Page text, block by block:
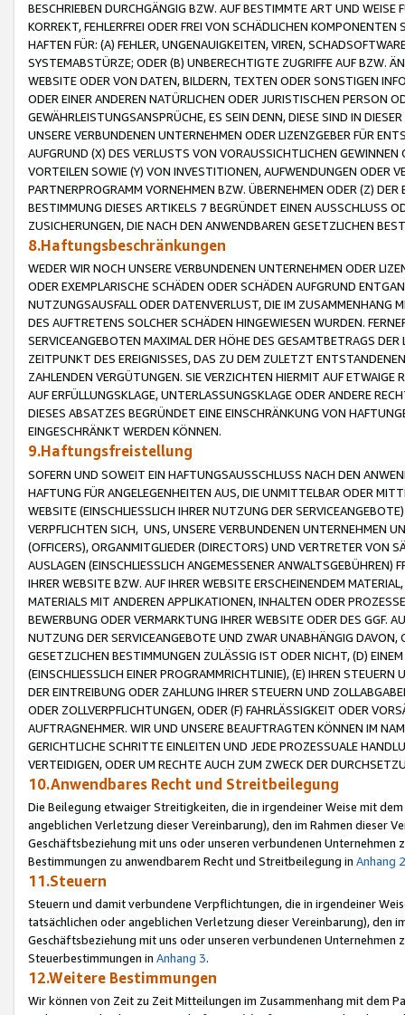
BESCHRIEBEN DURCHGÄNGIG BZW. AUF BESTIMMTE ART UND
KORREKT, FEHLERFREI ODER FREI VON SCHÄDLICHEN
HAFTEN FÜR: (A) FEHLER, UNGENAUIGKEITEN, VIREN,
SYSTEMABSTÜRZE; ODER (B) UNBERECHTIGTE ZUGRIFFE AUF BZW.
WEBSITE ODER VON DATEN, BILDERN, TEXTEN ODER SONSTIGEN
ODER EINER ANDEREN NATÜRLICHEN ODER JURISTISCHEN PERSON
GEWÄHRLEISTUNGSANSPRÜCHE, ES SEIN DENN, DIESE SIND IN
UNSERE VERBUNDENEN UNTERNEHMEN ODER LIZENZGEBER FÜR
AUFGRUND (X) DES VERLUSTS VON VORAUSSICHTLICHEN
VORTEILEN SOWIE (Y) VON INVESTITIONEN, AUFWENDUNGEN ODER
PARTNERPROGRAMM VORNEHMEN BZW. ÜBERNEHMEN ODER (Z)
BESTIMMUNG DIESES ARTIKELS 7 BEGRÜNDET EINEN AUSSCHLUSS
ZUSICHERUNGEN, DIE NACH DEN ANWENDBAREN GESETZLICHEN
8.Haftungsbeschränkungen
WEDER WIR NOCH UNSERE VERBUNDENEN UNTERNEHMEN ODER
ODER EXEMPLARISCHE SCHÄDEN ODER SCHÄDEN AUFGRUND
NUTZUNGSAUSFALL ODER DATENVERLUST, DIE IM ZUSAMMENHANG
DES AUFTRETENS SOLCHER SCHÄDEN HINGEWIESEN WURDEN.
SERVICEANGEBOTEN MAXIMAL DER HÖHE DES GESAMTBETRAGS
ZEITPUNKT DES EREIGNISSES, DAS ZU DEM ZULETZT
ZAHLENDEN VERGÜTUNGEN. SIE VERZICHTEN HIERMIT AUF
AUF ERFÜLLUNGSKLAGE, UNTERLASSUNGSKLAGE ODER ANDERE
DIESES ABSATZES BEGRÜNDET EINE EINSCHRÄNKUNG VON
EINGESCHRÄNKT WERDEN KÖNNEN.
9.Haftungsfreistellung
SOFERN UND SOWEIT EIN HAFTUNGSAUSSCHLUSS NACH DEN
HAFTUNG FÜR ANGELEGENHEITEN AUS, DIE UNMITTELBAR ODER
WEBSITE (EINSCHLIESSLICH IHRER NUTZUNG DER
VERPFLICHTEN SICH, UNS, UNSERE VERBUNDENEN UNTERNEHMEN
(OFFICERS), ORGANMITGLIEDER (DIRECTORS) UND VERTRETER VON
AUSLAGEN (EINSCHLIESSLICH ANGEMESSENER
IHRER WEBSITE BZW. AUF IHRER WEBSITE ERSCHEINENDEM
MATERIALS MIT ANDEREN APPLIKATIONEN, INHALTEN ODER
BEWERBUNG ODER VERMARKTUNG IHRER WEBSITE ODER DES GGF.
NUTZUNG DER SERVICEANGEBOTE UND ZWAR UNABHÄNGIG
GESETZLICHEN BESTIMMUNGEN ZULÄSSIG IST ODER NICHT, (D)
(EINSCHLIESSLICH EINER PROGRAMMRICHTLINIE), (E) IHREN
DER EINTREIBUNG ODER ZAHLUNG IHRER STEUERN UND
ODER ZOLLVERPFLICHTUNGEN, ODER (F) FAHRLÄSSIGKEIT ODER
AUFTRAGNEHMER. WIR UND UNSERE BEAUFTRAGTEN KÖNNEN IM
GERICHTLICHE SCHRITTE EINLEITEN UND JEDE PROZESSUALE
VERTEIDIGEN, ODER UM RECHTE AUCH ZUM ZWECK DER
10.Anwendbares Recht und Streitbeilegung
Die Beilegung etwaiger Streitigkeiten, die in irgendeiner Weise mit
angeblichen Verletzung dieser Vereinbarung), den im Rahmen dieser
Geschäftsbeziehung mit uns oder unseren verbundenen
Bestimmungen zu anwendbarem Recht und Streitbeilegung in Anhang 2
11.Steuern
Steuern und damit verbundene Verpflichtungen, die in irgendeiner
tatsächlichen oder angeblichen Verletzung dieser Vereinbarung), den
Geschäftsbeziehung mit uns oder unseren verbundenen
Steuerbestimmungen in Anhang 3.
12.Weitere Bestimmungen
Wir können von Zeit zu Zeit Mitteilungen im Zusammenhang mit dem